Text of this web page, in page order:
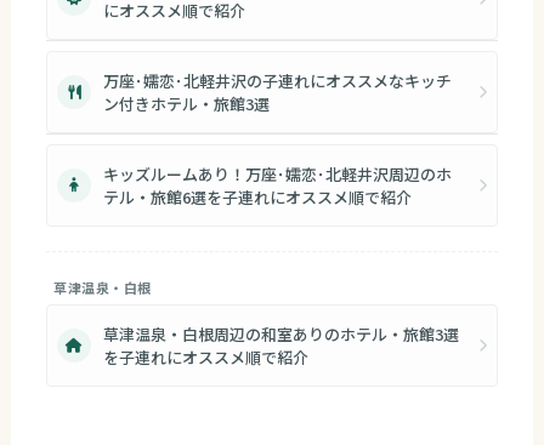
にオススメ順で紹介
万座･嬬恋･北軽井沢の子連れにオススメなキッチ
ン付きホテル・旅館3選
キッズルームあり！万座･嬬恋･北軽井沢周辺のホ
テル・旅館6選を子連れにオススメ順で紹介
草津温泉・白根
草津温泉・白根周辺の和室ありのホテル・旅館3選
を子連れにオススメ順で紹介